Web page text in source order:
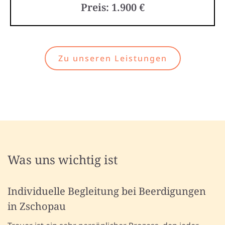
Preis: 1.900 €
Zu unseren Leistungen
Was uns wichtig ist
Individuelle Begleitung bei Beerdigungen
in Zschopau